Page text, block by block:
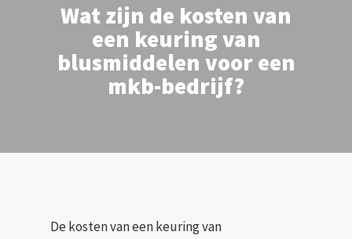
Wat zijn de kosten van
een keuring van
blusmiddelen voor een
mkb-bedrijf?
De kosten van een keuring van